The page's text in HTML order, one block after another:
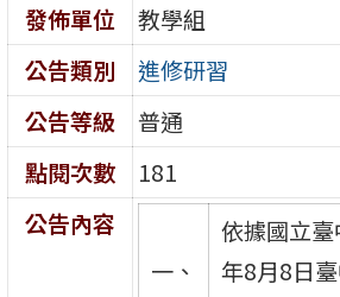
發佈單位
教學組
公告類別
進修研習
公告等級
普通
點閱次數
181
公告內容
一、
依據國立
年8月8日